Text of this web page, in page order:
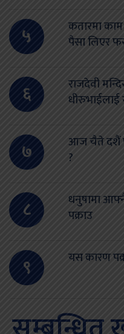
५
कतारमा
पैसा लिएर
६
राजदेवी
धीरुभाईलाई
७
आज चैते दशैं
?
८
धनुषामा
पक्राउ
९ यस कारण